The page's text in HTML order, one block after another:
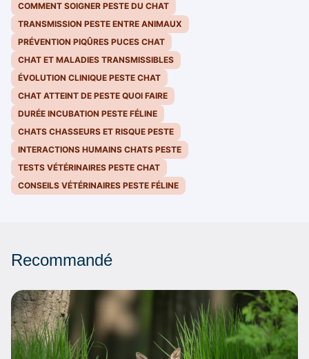
COMMENT SOIGNER PESTE DU CHAT
TRANSMISSION PESTE ENTRE ANIMAUX
PRÉVENTION PIQÛRES PUCES CHAT
CHAT ET MALADIES TRANSMISSIBLES
ÉVOLUTION CLINIQUE PESTE CHAT
CHAT ATTEINT DE PESTE QUOI FAIRE
DURÉE INCUBATION PESTE FÉLINE
CHATS CHASSEURS ET RISQUE PESTE
INTERACTIONS HUMAINS CHATS PESTE
TESTS VÉTÉRINAIRES PESTE CHAT
CONSEILS VÉTÉRINAIRES PESTE FÉLINE
Recommandé